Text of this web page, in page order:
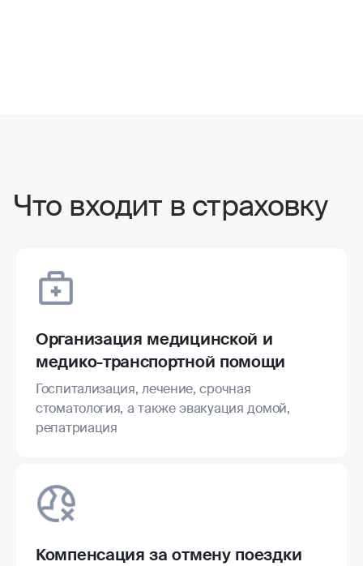
Что входит в страховку
Организация медицинской и
медико-транспортной помощи
Госпитализация, лечение, срочная
стоматология, а также эвакуация домой,
репатриация
Компенсация за отмену поездки